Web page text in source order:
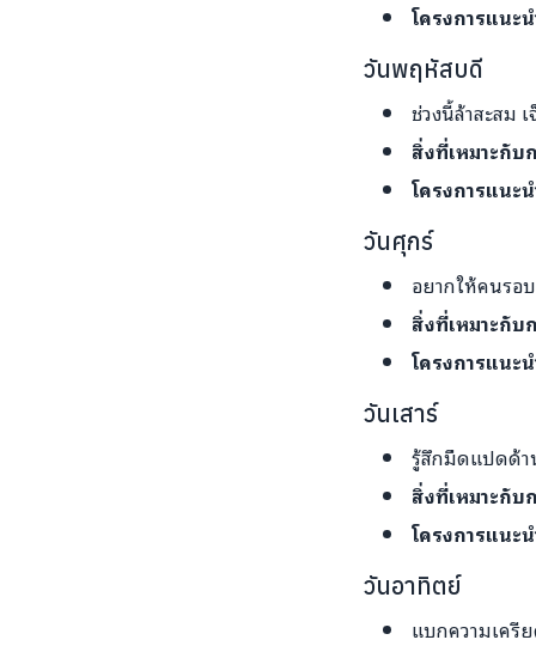
โครงการแนะ
วันพฤหัสบดี
ช่วงนี้ล้าสะสม
สิ่งที่เหมาะกับ
โครงการแนะ
วันศุกร์
อยากให้คนรอ
สิ่งที่เหมาะกับ
โครงการแนะ
วันเสาร์
รู้สึกมืดแปดด้า
สิ่งที่เหมาะกับ
โครงการแนะ
วันอาทิตย์
แบกความเครีย